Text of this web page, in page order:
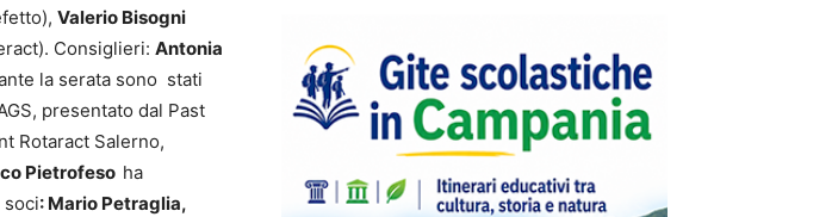
Valerio Bisogni
Consiglieri: Antonia
la serata sono stati
presentato dal Past
Rotaract Salerno,
Pietrofeso ha
: Mario Petraglia,